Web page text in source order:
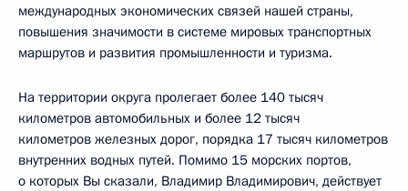
международных экономических связей нашей страны,
повышения значимости в системе мировых транспортных
маршрутов и развития промышленности и туризма.
На территории округа пролегает более 140 тысяч
километров автомобильных и более 12 тысяч
километров железных дорог, порядка 17 тысяч километров
внутренних водных путей. Помимо 15 морских портов,
о которых Вы сказали, Владимир Владимирович, действует